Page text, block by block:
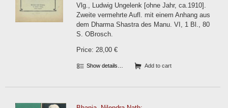
Vlg., Ludwig Ungelenk [ohne Jahr, ca.1910].
Zweite vermehrte Aufl. mit einem Anhang aus
dem Dharma Shastra des Manu. VI, 1 Bl., 80
S. OBrosch.
Price: 28,00 €
Show details… Add to cart